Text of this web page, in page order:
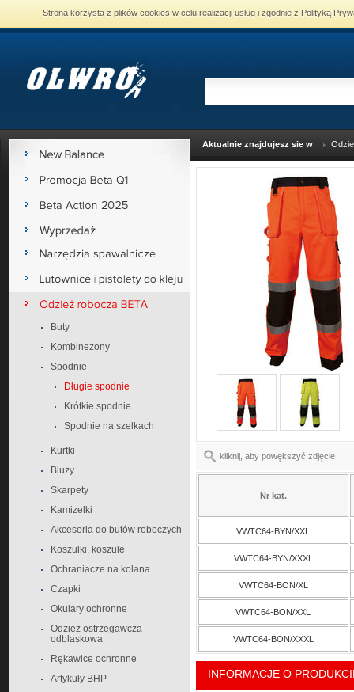
Strona korzysta z plików cookies w celu realizacji usług i zgodnie z Polityką
Buty
Kombinezony
Spodnie
Długie spodnie
Krótkie spodnie
Spodnie na szelkach
Kurtki
Bluzy
Skarpety
Kamizelki
Akcesoria do butów roboczych
Koszulki, koszule
Ochraniacze na kolana
Czapki
Okulary ochronne
Odzież ostrzegawcza
odblaskowa
Rękawice ochronne
Artykuły BHP
Aktualnie znajdujesz sie w:
kliknij, aby powększyć zdjęcie
Nr kat.
VWTC64-BYN/XXL
VWTC64-BYN/XXXL
VWTC64-BON/XL
VWTC64-BON/XXL
VWTC64-BON/XXXL
INFORMACJE O